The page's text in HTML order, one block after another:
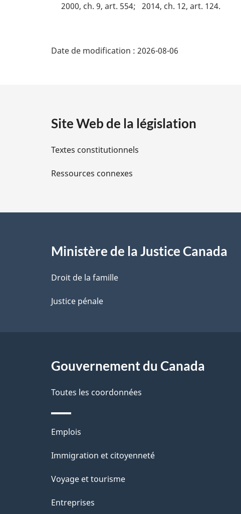
i
e
2000, ch. 9, art. 554 2014, ch. 12, art. 124
i
l
s
l
a
p
e
Date de modification : 2026-08-06
Site Web de la législation
Textes constitutionnels
Ressources connexes
Ministère de la Justice Canada
Droit de la famille
Justice pénale
Gouvernement du Canada
Toutes les coordonnées
Thèmes
et
Emplois
Immigration et citoyenneté
Voyage et tourisme
Entreprises